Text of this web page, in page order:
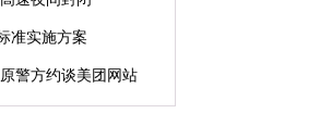
准实施方案
警方约谈美团网站